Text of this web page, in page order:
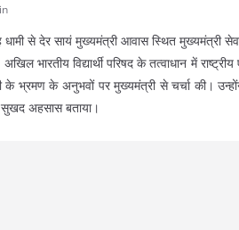
धामी से देर सायं मुख्यमंत्री आवास स्थित मुख्यमंत्री
भारतीय विद्यार्थी परिषद के तत्वाधान में
के भ्रमण के अनुभवों पर मुख्यमंत्री से चर्चा की।
सुखद अहसास बताया।